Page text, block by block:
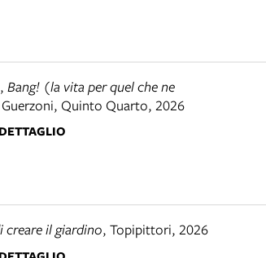
, Bang! (la vita per quel che ne
, Quinto Quarto, 2026
creare il giardino, Topipittori, 2026